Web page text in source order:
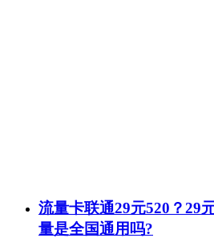
流量卡联通29元520？29
量是全国通用吗?